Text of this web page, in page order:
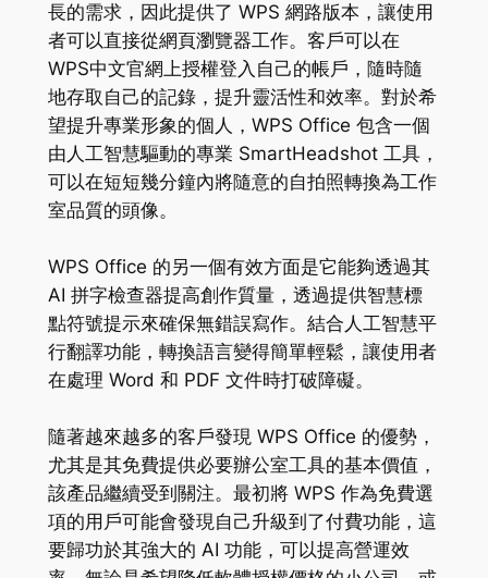
長的需求，因此提供了 WPS 網路版本，讓使用
者可以直接從網頁瀏覽器工作。客戶可以在
WPS中文官網上授權登入自己的帳戶，隨時隨
地存取自己的記錄，提升靈活性和效率。對於希
望提升專業形象的個人，WPS Office 包含一個
由人工智慧驅動的專業 SmartHeadshot 工具，
可以在短短幾分鐘內將隨意的自拍照轉換為工作
室品質的頭像。
WPS Office 的另一個有效方面是它能夠透過其
AI 拼字檢查器提高創作質量，透過提供智慧標
點符號提示來確保無錯誤寫作。結合人工智慧平
行翻譯功能，轉換語言變得簡單輕鬆，讓使用者
在處理 Word 和 PDF 文件時打破障礙。
隨著越來越多的客戶發現 WPS Office 的優勢，
尤其是其免費提供必要辦公室工具的基本價值，
該產品繼續受到關注。最初將 WPS 作為免費選
項的用戶可能會發現自己升級到了付費功能，這
要歸功於其強大的 AI 功能，可以提高營運效